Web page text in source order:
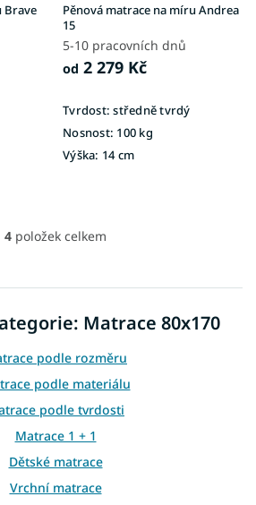
Brave
Pěnová matrace na míru Andrea
15
5-10 pracovních dnů
od 2 279 Kč
Tvrdost: středně tvrdý
Nosnost: 100 kg
Výška: 14 cm
O
á
d
a
í
p
r
v
k
y
v
ý
p
4 položek celkem
Matrace 80x170
podle rozměru
podle materiálu
podle tvrdosti
Matrace 1 + 1
Dětské matrace
Vrchní matrace